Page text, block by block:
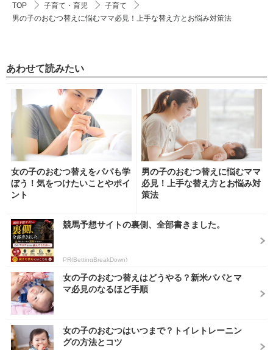
TOP 子育て・育児
子育て
男の子のおむつ替えに悩むママ必見！上手な替え方とお悩み対策法
あわせて読みたい
女の子のおむつ替えをパパも学
ぼう！気をつけたいことやポイ
ント
男の子のおむつ替えに悩むママ
必見！上手な替え方とお悩み対
策法
競馬予想サイトの裏側、全部書きました。
PR(BettingBreakDown)
女の子のおむつ替えはどうやる？新米パパとマ
マ必見のなるほど手順
女の子のおむつはいつまで？トイレトレーニン
グの方法とコツ